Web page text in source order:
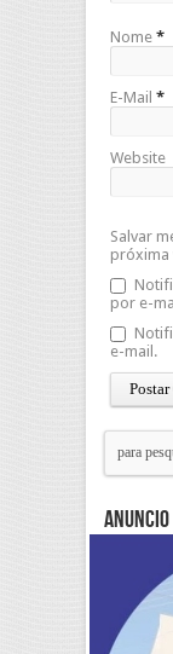
Nome *
E-Mail *
Website
Salvar
próxima
por e-
e-mail.
Anuncio